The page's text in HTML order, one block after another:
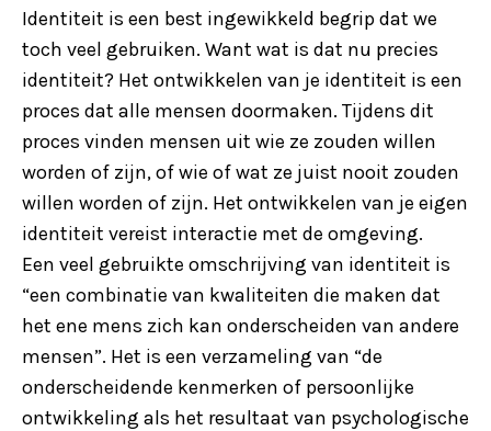
Identiteit is een best ingewikkeld begrip dat we
toch veel gebruiken. Want wat is dat nu precies
identiteit? Het ontwikkelen van je identiteit is een
proces dat alle mensen doormaken. Tijdens dit
proces vinden mensen uit wie ze zouden willen
worden of zijn, of wie of wat ze juist nooit zouden
willen worden of zijn. Het ontwikkelen van je eigen
identiteit vereist interactie met de omgeving.
Een veel gebruikte omschrijving van identiteit is
“een combinatie van kwaliteiten die maken dat
het ene mens zich kan onderscheiden van andere
mensen”. Het is een verzameling van “de
onderscheidende kenmerken of persoonlijke
ontwikkeling als het resultaat van psychologische